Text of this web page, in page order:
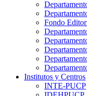
Fondo
Institutos y Centros
INTE-PUCP